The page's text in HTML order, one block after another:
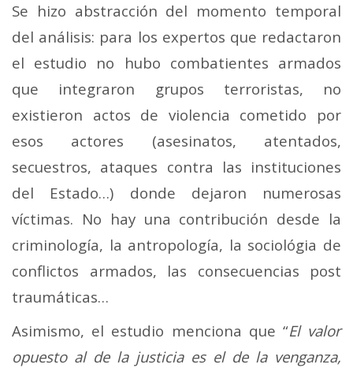
Se hizo abstracción del momento temporal
del análisis: para los expertos que redactaron
el estudio no hubo combatientes armados
que integraron grupos terroristas, no
existieron actos de violencia cometido por
esos actores (asesinatos, atentados,
secuestros, ataques contra las instituciones
del Estado…) donde dejaron numerosas
víctimas. No hay una contribución desde la
criminología, la antropología, la sociológia de
conflictos armados, las consecuencias post
traumáticas…
Asimismo, el estudio menciona que “El valor
opuesto al de la justicia es el de la venganza,